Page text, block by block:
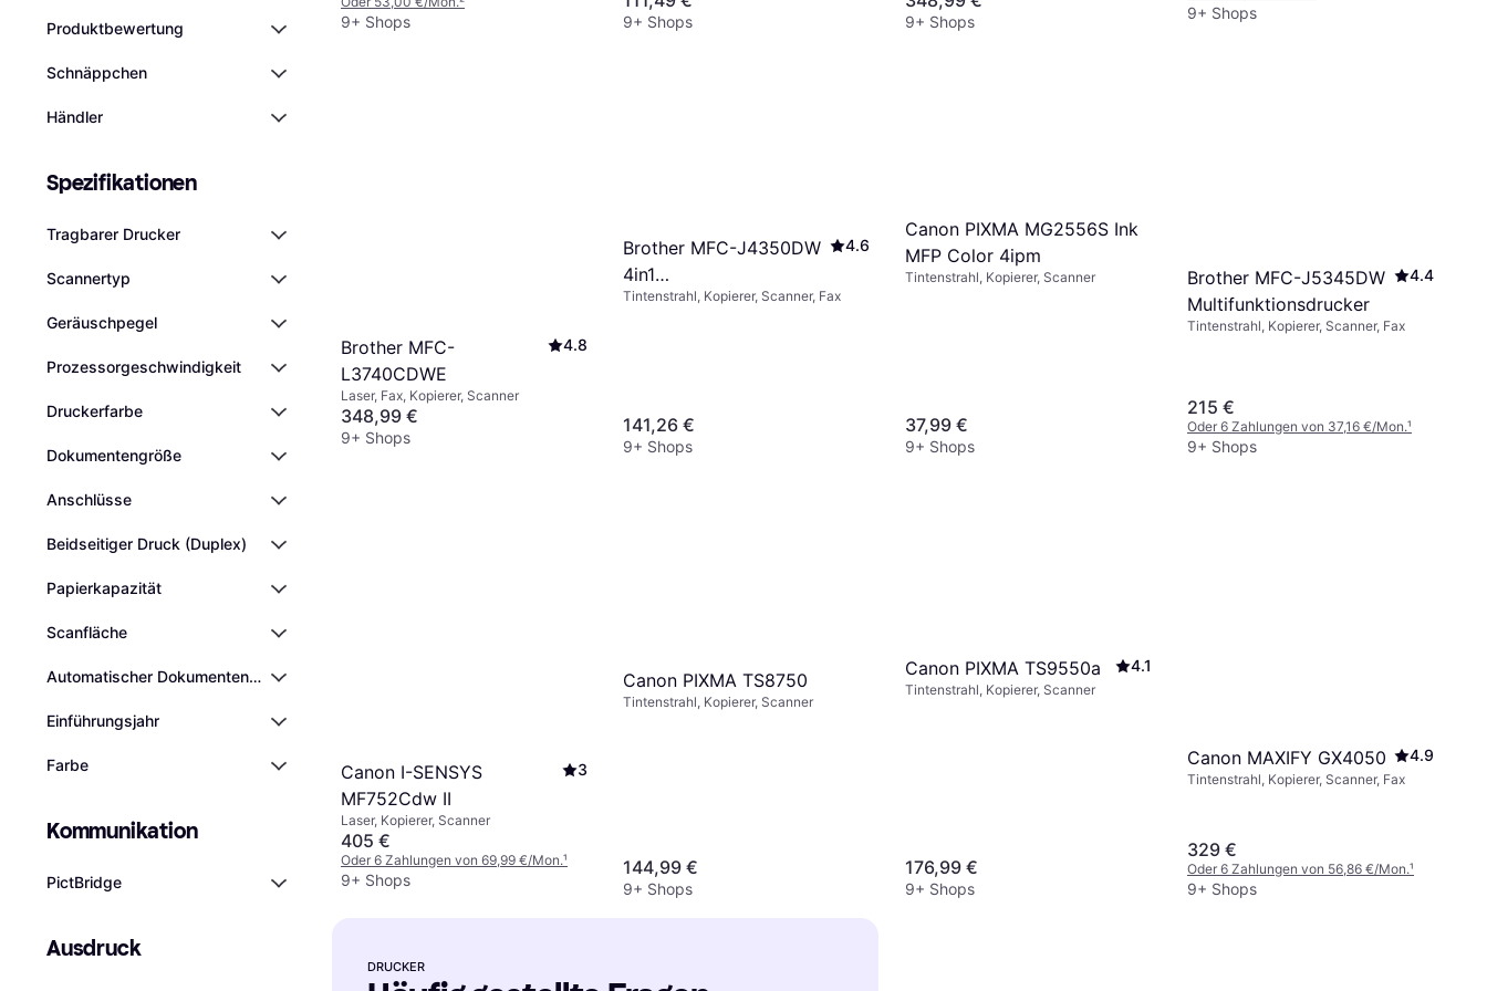
Produktbewertung
Schnäppchen
Händler
Spezifikationen
Tragbarer Drucker
Scannertyp
Geräuschpegel
Prozessorgeschwindigkeit
Druckerfarbe
Dokumentengröße
Anschlüsse
Beidseitiger Druck (Duplex)
Papierkapazität
Scanfläche
Automatischer Dokumenteneinzug (ADF)
Einführungsjahr
Farbe
Kommunikation
PictBridge
Ausdruck
9+ Shops 9+ Shops 9+ Shops 9+ Shops
Brother MFC-
L3740CDWE
4.8
Laser, Fax, Kopierer, Scanner
348,99 €
9+ Shops
Brother MFC-J4350DW
4in1
Multifunktionsdrucker
4.6
Tintenstrahl, Kopierer, Scanner, Fax
141,26 €
9+ Shops
Canon PIXMA MG2556S Ink
MFP Color 4ipm
Tintenstrahl, Kopierer, Scanner
37,99 €
9+ Shops
Brother MFC-J5345DW
Multifunktionsdrucker
4.4
Tintenstrahl, Kopierer, Scanner, Fax
215 €
Oder 6 Zahlungen von 37,16 €/Mon.¹
9+ Shops
Canon I-SENSYS
MF752Cdw II
3
Laser, Kopierer, Scanner
405 €
Oder 6 Zahlungen von 69,99 €/Mon.¹
9+ Shops
Canon PIXMA TS8750
Tintenstrahl, Kopierer, Scanner
144,99 €
9+ Shops
Canon PIXMA TS9550a 4.1
Tintenstrahl, Kopierer, Scanner
176,99 €
9+ Shops
Canon MAXIFY GX4050 4.9
Tintenstrahl, Kopierer, Scanner, Fax
329 €
Oder 6 Zahlungen von 56,86 €/Mon.¹
9+ Shops
DRUCKER